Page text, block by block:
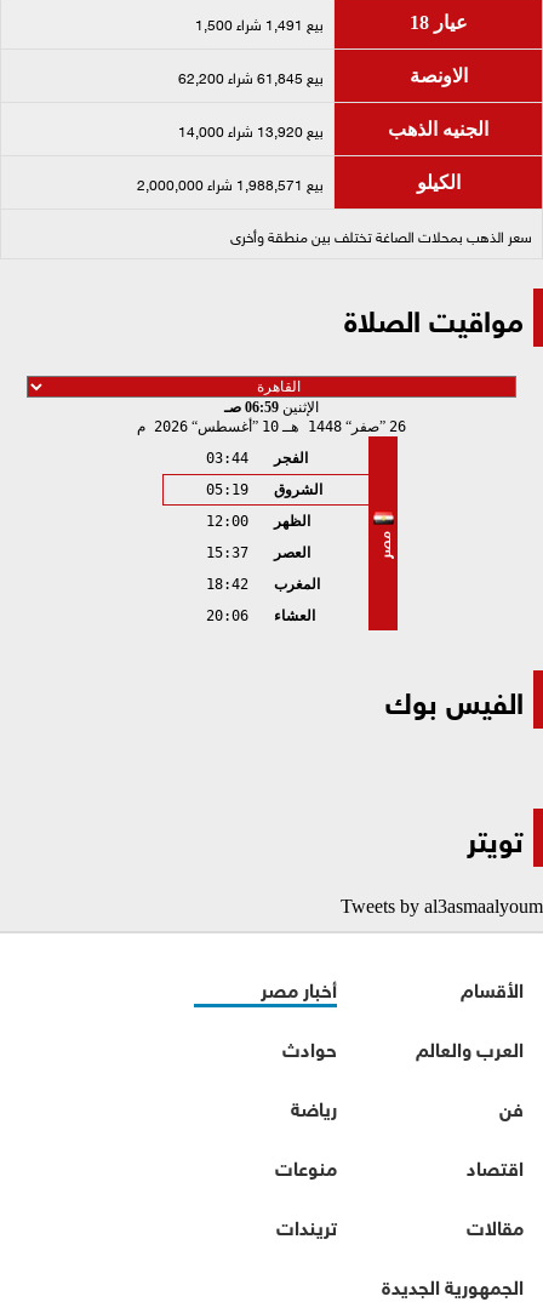
عيار 18 بيع 1,491 شراء 1,500
الاونصة بيع 61,845 شراء 62,200
الجنيه الذهب بيع 13,920 شراء 14,000
الكيلو بيع 1,988,571 شراء 2,000,000
سعر الذهب بمحلات الصاغة تختلف بين منطقة وأخرى
مواقيت الصلاة
الإثنين 06:59 صـ
26
صفر 1448 هـ 10 أغسطس 2026 م
مصر
الفجر
03:44
الشروق
05:19
الظهر
12:00
العصر
15:37
المغرب
18:42
العشاء
20:06
الفيس بوك
تويتر
Tweets by al3asmaalyoum
الأقسام
أخبار مصر
العرب والعالم
حوادث
فن
رياضة
اقتصاد
منوعات
مقالات
تريندات
الجمهورية الجديدة